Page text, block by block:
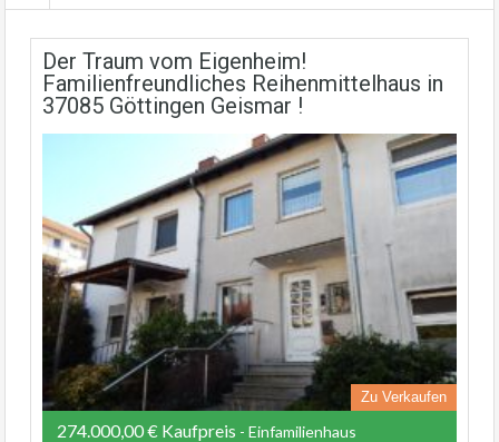
Der Traum vom Eigenheim!
Familienfreundliches Reihenmittelhaus in
37085 Göttingen Geismar !
Zu Verkaufen
274.000,00 € Kaufpreis - Einfamilienhaus